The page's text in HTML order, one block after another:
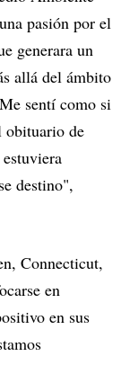
pasión por el
generara un
allá del ámbito
sentí como si
obituario de
destino",
Connecticut,
en
en sus